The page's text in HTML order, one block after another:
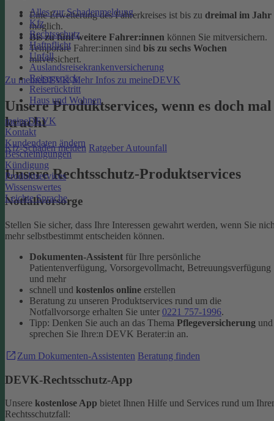
Alles zur Schadenmeldung
Kfz
Rechtsschutz
Haftpflicht
Unfall
Auslandsreisekrankenversicherung
Reisegepäck
Reiserücktritt
Haus und Wohnen
meineDEVK
Kontakt
Kundendaten ändern
Bescheinigungen
Kündigung
Produktservices
Wissenswertes
Leichte Sprache
Eine Erweiterung des Fahrerkreises ist bis zu dreimal im Jahr
möglich.
Bis zu fünf weitere Fahrer:innen können Sie mitversichern.
Temporäre Fahrer:innen sind bis zu sechs Wochen
mitversichert.
Zu meineDEVK Mehr Infos zu meineDEVK
Unsere Produktservices, wenn es doch mal
kracht
Kfz-Schaden melden Ratgeber Autounfall
Unsere Rechtsschutz-Produktservices
Notfallvorsorge
Stellen Sie sicher, dass Ihre Interessen gewahrt werden, wenn Sie
mehr selbstbestimmt entscheiden können.
Dokumenten-Assistent für Ihre persönliche
Patientenverfügung, Vorsorgevollmacht, Betreuungsverfügung
und mehr
schnell und kostenlos online erstellen
Beratung zu unseren Produktservices rund um die
Notfallvorsorge erhalten Sie unter 0221 757-1996.
Tipp: Denken Sie auch an das Thema Pflegeversicherung und
sprechen Sie Ihre:n DEVK Berater:in an.
Zum Dokumenten-Assistenten Beratung finden
DEVK-Rechtsschutz-App
Unsere kostenlose App bietet Ihnen Hilfe und Services rund um
Rechtsschutzfall: